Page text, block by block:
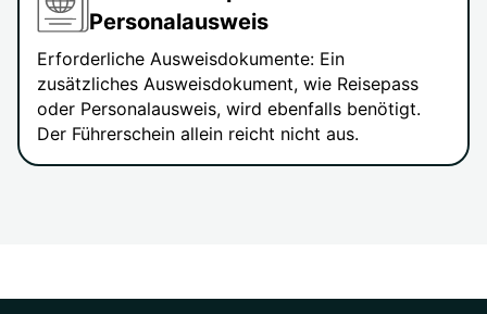
Personalausweis
Erforderliche Ausweisdokumente: Ein
zusätzliches Ausweisdokument, wie Reisepass
oder Personalausweis, wird ebenfalls benötigt.
Der Führerschein allein reicht nicht aus.